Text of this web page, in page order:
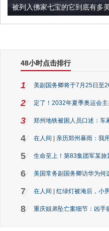
被列入佛家七宝的它到底有多
48小时点击排行
1 美副国务卿将于7月25日至
2 定了！2032年夏季奥运会
3 郑州地铁被困人员口述：车
4 在人间 | 亲历郑州暴雨：我
5 生命至上！第83集团军某旅
6 美国常务副国务卿访华为何
7 在人间 | 红绿灯被淹后，小
8 重庆姐弟坠亡案细节：凶手